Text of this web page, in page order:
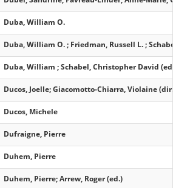
Duba, William O.
Duba, William O. ; Friedman, Russell L. ;
Duba, William ; Schabel, Christopher David
Ducos, Joelle; Giacomotto-Chiarra, Violaine
Ducos, Michele
Dufraigne, Pierre
Duhem, Pierre
Duhem, Pierre; Arrew, Roger (ed.)